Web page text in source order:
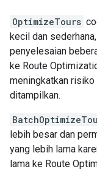
OptimizeTours
kecil dan
penyelesaian
ke Route
meningkatkan
ditampilkan.
lebih besar dan
yang lebih lama
lama ke Route